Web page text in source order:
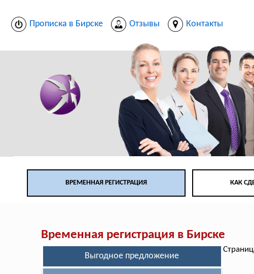
Прописка в Бирске Отзывы Контакты
ВРЕМЕННАЯ РЕГИСТРАЦИЯ КАК
Временная регистрация в Бирске
Выгодное предложение